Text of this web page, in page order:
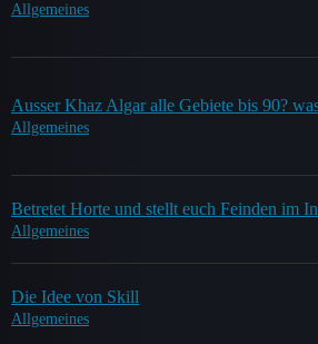
Allgemeines
Ausser Khaz Algar alle Gebiete bis 90?
Allgemeines
Betretet Horte und stellt euch Feinden im
Allgemeines
Die Idee von Skill
Allgemeines